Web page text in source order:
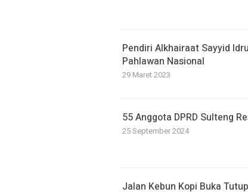
Pendiri Alkhairaat Sayyid
Pahlawan Nasional
29 Maret 2023
55 Anggota DPRD Sulteng
25 September 2024
Jalan Kebun Kopi Buka